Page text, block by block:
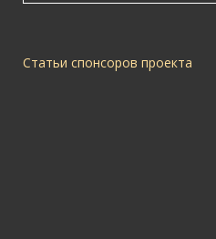
Статьи спонсоров проекта